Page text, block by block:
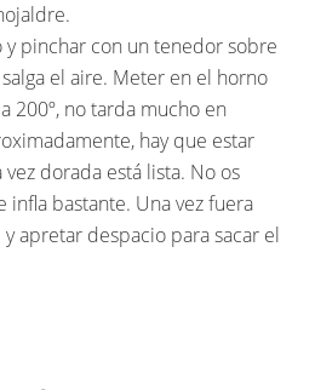
pinchar con un tenedor sobre
el aire. Meter en el horno
200º, no tarda mucho en
hay que estar
dorada está lista. No os
infla bastante. Una vez fuera
apretar despacio para sacar el